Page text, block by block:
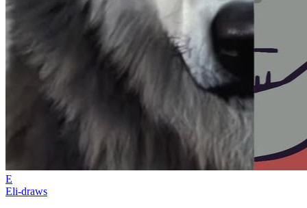
E
Eli-draws